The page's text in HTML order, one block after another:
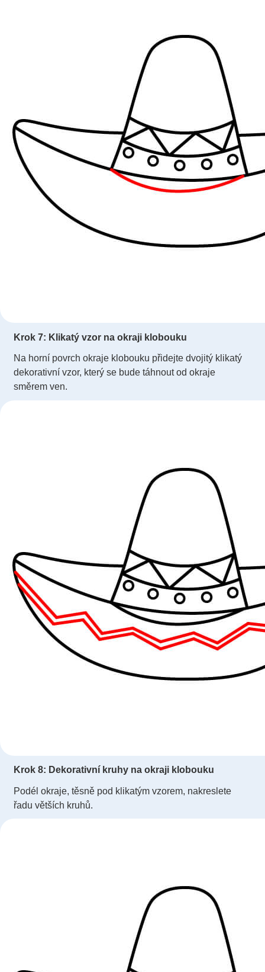
Krok 7: Klikatý vzor na okraji klobouku
Na horní povrch okraje klobouku přidejte dvojitý klikatý
dekorativní vzor, ​​který se bude táhnout od okraje
směrem ven.
Krok 8: Dekorativní kruhy na okraji klobouku
Podél okraje, těsně pod klikatým vzorem, nakreslete
řadu větších kruhů.